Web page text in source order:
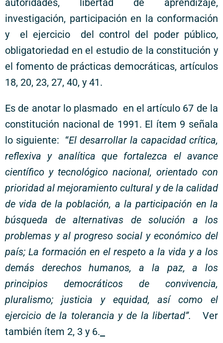
autoridades, libertad de aprendizaje,
investigación, participación en la conformación
y el ejercicio del control del poder público,
obligatoriedad en el estudio de la constitución y
el fomento de prácticas democráticas, artículos
18, 20, 23, 27, 40, y 41.
Es de anotar lo plasmado en el artículo 67 de la
constitución nacional de 1991. El ítem 9 señala
lo siguiente: “El desarrollar la capacidad crítica,
reflexiva y analítica que fortalezca el avance
científico y tecnológico nacional, orientado con
prioridad al mejoramiento cultural y de la calidad
de vida de la población, a la participación en la
búsqueda de alternativas de solución a los
problemas y al progreso social y económico del
país; La formación en el respeto a la vida y a los
demás derechos humanos, a la paz, a los
principios democráticos de convivencia,
pluralismo; justicia y equidad, así como el
ejercicio de la tolerancia y de la libertad”. Ver
también ítem 2, 3 y 6.